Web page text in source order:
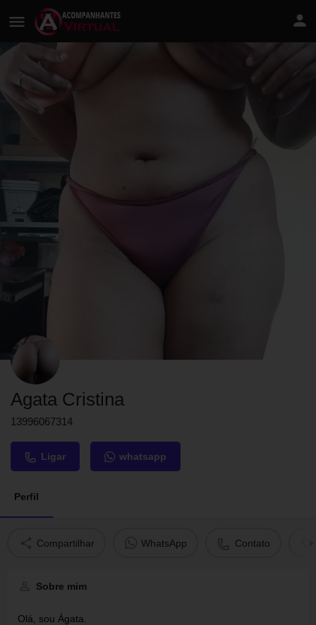
Agata Cristina
13996067314
Ligar whatsapp
Perfil
Compartilhar WhatsApp Contato
Sobre mim
Olá, sou Ágata.